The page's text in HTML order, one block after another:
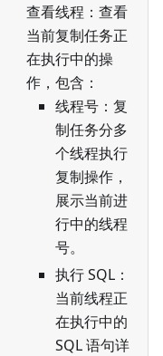
查看线程：查看
当前复制任务正
在执行中的操
作，包含：
线程号：复
制任务分多
个线程执行
复制操作，
展示当前进
行中的线程
号。
执行 SQL：
当前线程正
在执行中的
SQL 语句详